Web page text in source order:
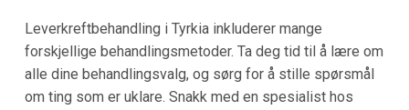
Leverkreftbehandling i Tyrkiainkluderer mange
forskjellige behandlingsmetoder. Ta deg tid til å lære om
alle dine behandlingsvalg, og sørg for å stille spørsmål
om ting som er uklare. Snakk med en spesialist hos